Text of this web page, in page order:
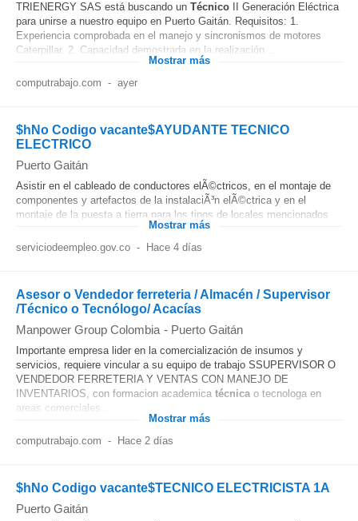
TRIENERGY SAS está buscando un Técnico II Generación Eléctrica
para unirse a nuestro equipo en Puerto Gaitán. Requisitos: 1.
Experiencia comprobada en el manejo y sincronismos de motores
Caterpillar. 2. Capacidad demostrada en la realización...
Mostrar más
computrabajo.com - ayer
$hNo Codigo vacante$AYUDANTE TECNICO
ELECTRICO
Puerto Gaitán
Asistir en el cableado de conductores elÃ©ctricos, en el montaje de
componentes y artefactos de la instalaciÃ³n elÃ©ctrica y en el
montaje de la puesta a tierra para los tipos de locales mencionados
Mostrar más
serviciodeempleo.gov.co - Hace 4 días
Asesor o Vendedor ferreteria / Almacén / Supervisor
/Técnico o Tecnólogo/ Acacías
Manpower Group Colombia - Puerto Gaitán
Importante empresa lider en la comercialización de insumos y
servicios, requiere vincular a su equipo de trabajo SSUPERVISOR O
VENDEDOR FERRETERIA Y VENTAS CON MANEJO DE
INVENTARIOS, con formacion academica técnica o tecnologa en
areas comerciales...
Mostrar más
computrabajo.com - Hace 2 días
$hNo Codigo vacante$TECNICO ELECTRICISTA 1A
Puerto Gaitán